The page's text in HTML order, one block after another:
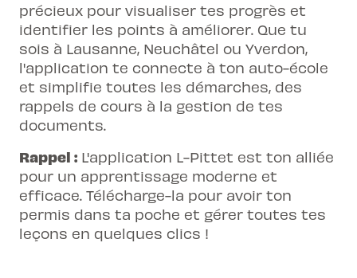
précieux pour visualiser tes progrès et
identifier les points à améliorer. Que tu
sois à Lausanne, Neuchâtel ou Yverdon,
l'application te connecte à ton auto-école
et simplifie toutes les démarches, des
rappels de cours à la gestion de tes
documents.
Rappel : L'application L-Pittet est ton alliée
pour un apprentissage moderne et
efficace. Télécharge-la pour avoir ton
permis dans ta poche et gérer toutes tes
leçons en quelques clics !